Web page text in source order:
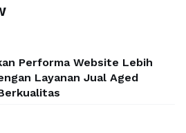
online dengan akses …
Performa Website Lebih
Layanan Jual Aged